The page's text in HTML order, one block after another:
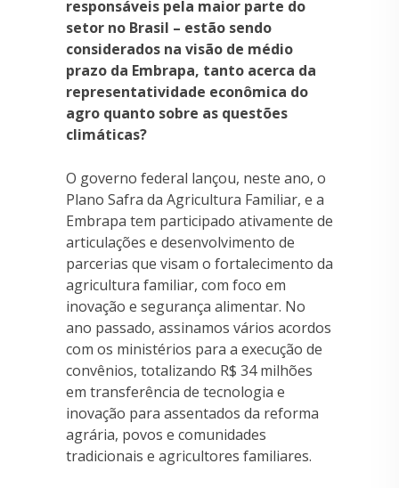
responsáveis pela maior parte do
setor no Brasil – estão sendo
considerados na visão de médio
prazo da Embrapa, tanto acerca da
representatividade econômica do
agro quanto sobre as questões
climáticas?
O governo federal lançou, neste ano, o
Plano Safra da Agricultura Familiar, e a
Embrapa tem participado ativamente de
articulações e desenvolvimento de
parcerias que visam o fortalecimento da
agricultura familiar, com foco em
inovação e segurança alimentar. No
ano passado, assinamos vários acordos
com os ministérios para a execução de
convênios, totalizando R$ 34 milhões
em transferência de tecnologia e
inovação para assentados da reforma
agrária, povos e comunidades
tradicionais e agricultores familiares.